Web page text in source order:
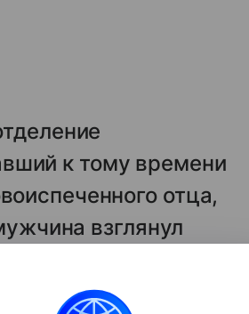
к тому времени
отца,
взглянул
во время родов,